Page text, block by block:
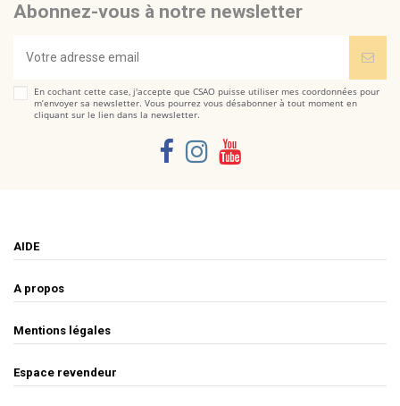
Abonnez-vous à notre newsletter
En cochant cette case, j'accepte que CSAO puisse utiliser mes coordonnées pour
m’envoyer sa newsletter. Vous pourrez vous désabonner à tout moment en
cliquant sur le lien dans la newsletter.
AIDE
A propos
Mentions légales
Espace revendeur